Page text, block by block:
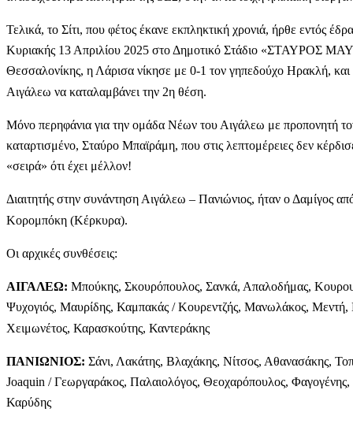
Τελικά, το Σίτι, που φέτος έκανε εκπληκτική χρονιά, ήρθε εντός
Κυριακής 13 Απριλίου 2025 στο Δημοτικό Στάδιο «ΣΤΑΥΡΟΣ
Θεσσαλονίκης, η Λάρισα νίκησε με 0-1 τον γηπεδούχο Ηρακλή,
Αιγάλεω να καταλαμβάνει την 2η θέση.
Μόνο περηφάνια για την ομάδα Νέων του Αιγάλεω με προπονητή τον
καταρτισμένο, Σταύρο Μπαϊράμη, που στις λεπτομέρειες δεν
«σειρά» ότι έχει μέλλον!
Διαιτητής στην συνάντηση Αιγάλεω – Πανιώνιος, ήταν ο Δαμίγος
Κορομπόκη (Κέρκυρα).
Οι αρχικές συνθέσεις:
ΑΙΓΑΛΕΩ: Μπούκης, Σκουρόπουλος, Σανκά, Απαλοδήμας,
Ψυχογιός, Μαυρίδης, Καμπακάς / Κουρεντζής, Μανωλάκος,
Χειμωνέτος, Καρασκούτης, Καντεράκης
ΠΑΝΙΩΝΙΟΣ: Σάνι, Λακάτης, Βλαχάκης, Νίτσος, Αθανασάκης,
Joaquin / Γεωργαράκος, Παλαιολόγος, Θεοχαρόπουλος,
Καρύδης